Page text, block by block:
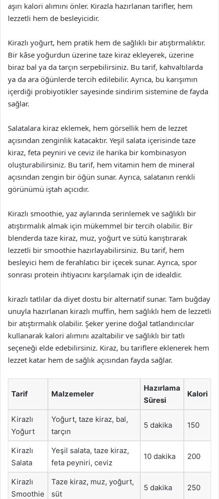
aşırı kalori alımını önler. Kirazla hazırlanan tarifler, hem
lezzetli hem de besleyicidir.
Kirazlı yoğurt, hem pratik hem de sağlıklı bir atıştırmalıktır.
Bir kâse yoğurdun üzerine taze kiraz ekleyerek, üzerine
biraz bal ya da tarçın serpebilirsiniz. Bu tarif, kahvaltılarda
ya da ara öğünlerde tercih edilebilir. Ayrıca, bu karışımın
içerdiği probiyotikler sayesinde sindirim sistemine de fayda
sağlar.
Salatalara kiraz eklemek, hem görsellik hem de lezzet
açısından zenginlik katacaktır. Yeşil salata içerisinde taze
kiraz, feta peyniri ve ceviz ile harika bir kombinasyon
oluşturabilirsiniz. Bu tarif, hem vitamin hem de mineral
açısından zengin bir öğün sunar. Ayrıca, salatanın renkli
görünümü iştah açıcıdır.
Kirazlı smoothie, yaz aylarında serinlemek ve sağlıklı bir
atıştırmalık almak için mükemmel bir tercih olabilir. Bir
blenderda taze kiraz, muz, yoğurt ve sütü karıştırarak
lezzetli bir smoothie hazırlayabilirsiniz. Bu tarif, hem
besleyici hem de ferahlatıcı bir içecek sunar. Ayrıca, spor
sonrası protein ihtiyacını karşılamak için de idealdir.
kirazlı tatlılar da diyet dostu bir alternatif sunar. Tam buğday
unuyla hazırlanan kirazlı muffin, hem sağlıklı hem de lezzetli
bir atıştırmalık olabilir. Şeker yerine doğal tatlandırıcılar
kullanarak kalori alımını azaltabilir ve sağlıklı bir tatlı
seçeneği elde edebilirsiniz. Kiraz, bu tariflere eklenerek hem
lezzet katar hem de sağlık açısından fayda sağlar.
Tarif Malzemeler
Hazırlama
Süresi
Kalori
Kirazlı
Yoğurt
Yoğurt, taze kiraz, bal,
tarçın
5 dakika 150
Kirazlı
Salata
Yeşil salata, taze kiraz,
feta peyniri, ceviz
10 dakika 200
Kirazlı
Smoothie
Taze kiraz, muz, yoğurt,
süt
5 dakika 250